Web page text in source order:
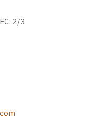
2/3